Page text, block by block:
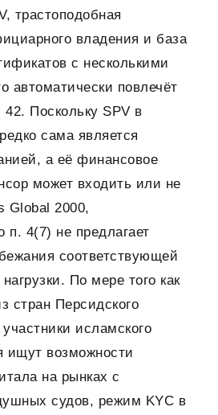
трастоподобная
владения и база
с несколькими
автоматически повлечёт
Поскольку SPV в
сама является
а её финансовое
может входить или не
Global 2000,
п. 4(7) не предлагает
соответствующей
По мере того как
стран Персидского
исламского
ищут возможности
на рынках с
судов, режим KYC в